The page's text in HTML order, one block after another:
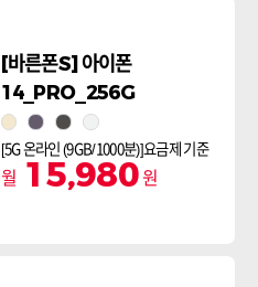
[바른폰S] 아이폰
14_PRO_256G
골드 딥퍼플스페이스블랙
실버
[5G 온라인 (9GB/1000분)]요금제 기준
월 15,980원